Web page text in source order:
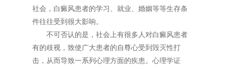
社会，白癜风患者的学习、就业、婚姻等等生存条
件往往受到很大影响。
不可否认的是，社会上有很多人对白癜风患者
有的歧视，致使广大患者的自尊心受到毁灭性打
击，从而导致一系列心理方面的疾患。心理学证